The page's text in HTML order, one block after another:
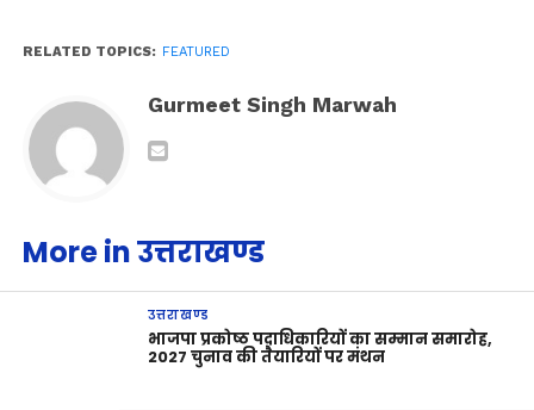
RELATED TOPICS: FEATURED
Gurmeet Singh Marwah
More in उत्तराखण्ड
उत्तराखण्ड
भाजपा प्रकोष्ठ पदाधिकारियों का सम्मान समारोह,
2027 चुनाव की तैयारियों पर मंथन